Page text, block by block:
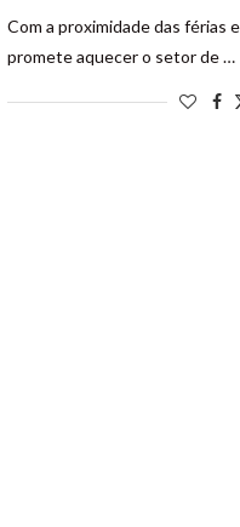
Com a proximidade das férias
promete aquecer o setor de …